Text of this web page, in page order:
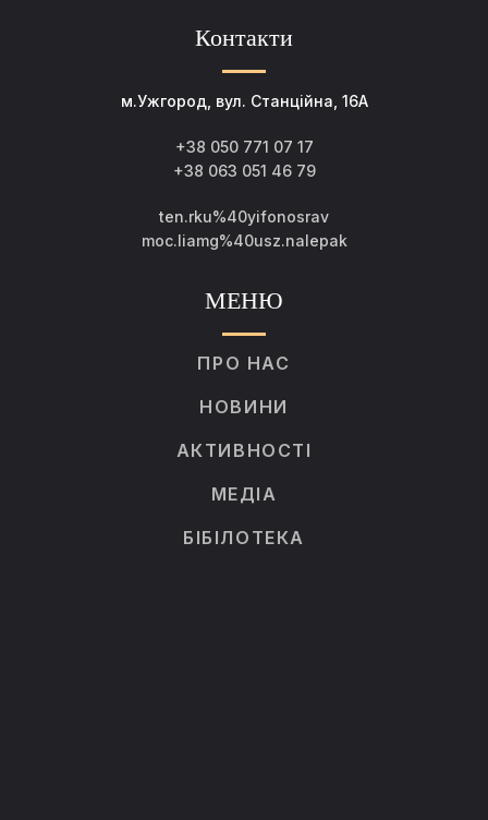
Контакти
м.Ужгород, вул. Станційна, 16А
+38 050 771 07 17
+38 063 051 46 79
ten.rku%40yifonosrav
moc.liamg%40usz.nalepak
МЕНЮ
ПРО НАС
НОВИНИ
АКТИВНОСТІ
МЕДІА
БІБІЛОТЕКА